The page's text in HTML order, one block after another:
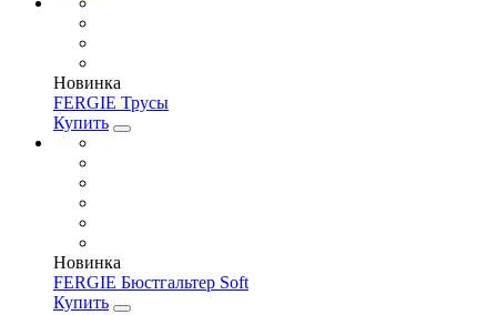
Новинка
FERGIE Трусы
Купить
Новинка
FERGIE Бюстгальтер Soft
Купить